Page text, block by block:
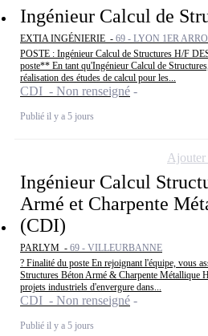
Ingénieur Calcul de
EXTIA INGÉNIERIE - 69 - LYON 1ER
POSTE : Ingénieur Calcul de Structures H/F
poste** En tant qu'Ingénieur Calcul de
réalisation des études de calcul pour les...
CDI - Non renseigné
Publié il y a 5 jours
Ingénieur Calcul
Armé et Charpente
(CDI)
PARLYM - 69 - VILLEURBANNE
? Finalité du poste En rejoignant l'équipe, vous
Structures Béton Armé & Charpente Métallique
projets industriels d'envergure dans...
CDI - Non renseigné
Publié il y a 5 jours
Ajouter